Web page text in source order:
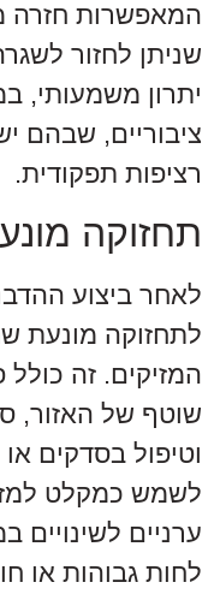
המאפשרות חזרה
שניתן לחזור
יתרון משמעותי,
ציבוריים, שבהם
רציפות תפקודית.
תחזוקה
לאחר ביצוע
לתחזוקה מונעת
המזיקים. זה כולל
שוטף של האזור,
וטיפול בסדקים
לשמש כמקלט
ערניים
לחות גבוהות או